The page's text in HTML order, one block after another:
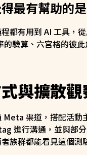
最有幫助的
都有用到 AI 工具，
的驗算、六宮格的彼
與擴散觀
Meta 渠道，搭配活動
進行溝通，並與部
族群都能看見這個測